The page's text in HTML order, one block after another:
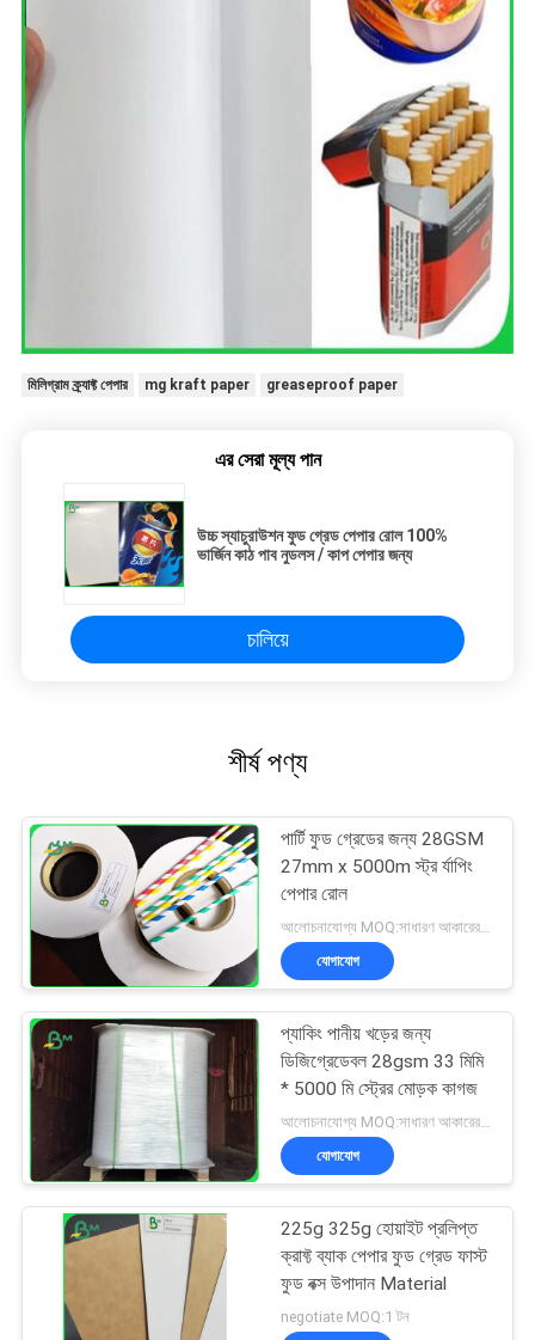
মিলিগ্রাম ক্র্যাফ্ট পেপার mg kraft paper greaseproof paper
এর সেরা মূল্য পান
উচ্চ স্যাচুরাউশন ফুড গ্রেড পেপার রোল 100%
ভার্জিন কাঠ পাব নুডলস / কাপ পেপার জন্য
চালিয়ে
শীর্ষ পণ্য
পার্টি ফুড গ্রেডের জন্য 28GSM
27mm x 5000m স্ট্র র্যাপিং
পেপার রোল
আলোচনাযোগ্য MOQ:সাধারণ আকারের জন্য 1 টন এবং বিশেষ আকারের জন্য 10 টন
যোগাযোগ
প্যাকিং পানীয় খড়ের জন্য
ডিজিগ্রেডেবল 28gsm 33 মিমি
* 5000 মি স্ট্রের মোড়ক কাগজ
যোগাযোগ
225g 325g হোয়াইট প্রলিপ্ত
ক্রাফ্ট ব্যাক পেপার ফুড গ্রেড ফাস্ট
ফুড বক্স উপাদান Material
negotiate MOQ:1 টন